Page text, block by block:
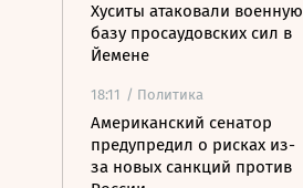
Хуситы атаковали военную
базу просаудовских сил в
Йемене
18:11 / Политика
Американский сенатор
предупредил о рисках из-
за новых санкций против